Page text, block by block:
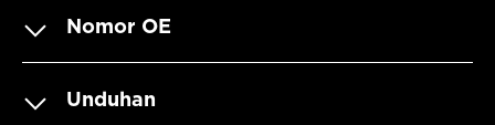
Nomor OE
Unduhan